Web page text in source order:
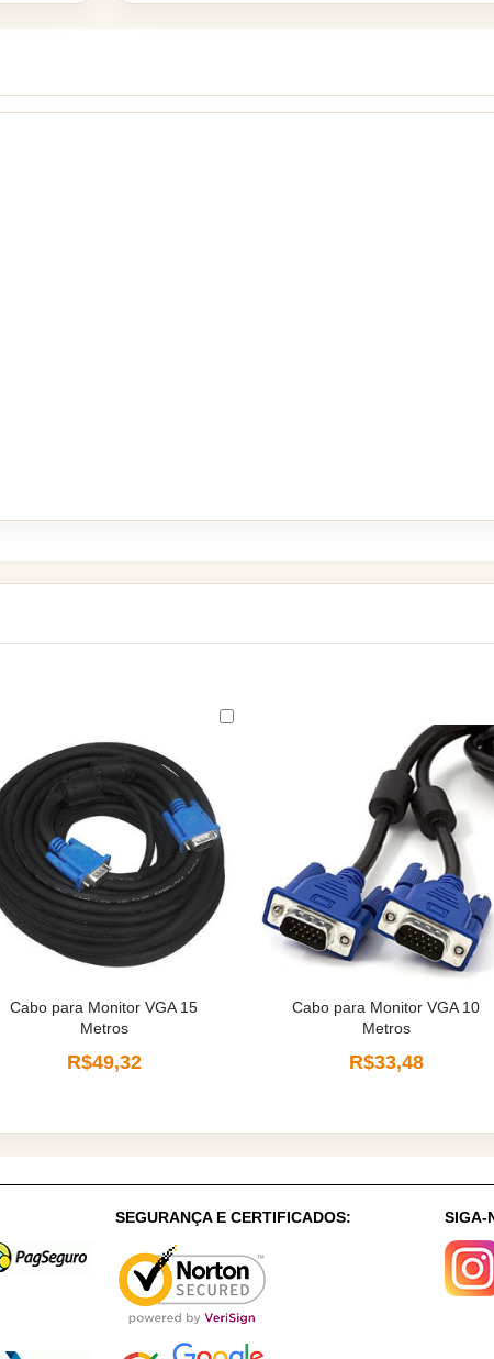
Cabo para Monitor VGA 15
Metros
R$49,32
Cabo para Monitor VGA 10
Metros
R$33,48
SEGURANÇA E CERTIFICADOS: SIGA-